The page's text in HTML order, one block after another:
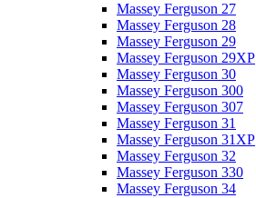
Massey Ferguson 27
Massey Ferguson 28
Massey Ferguson 29
Massey Ferguson 29XP
Massey Ferguson 30
Massey Ferguson 300
Massey Ferguson 307
Massey Ferguson 31
Massey Ferguson 31XP
Massey Ferguson 32
Massey Ferguson 330
Massey Ferguson 34